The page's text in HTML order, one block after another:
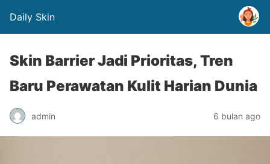
Daily Skin
Skin Barrier Jadi Prioritas, Tren
Baru Perawatan Kulit Harian Dunia
admin 6 bulan ago